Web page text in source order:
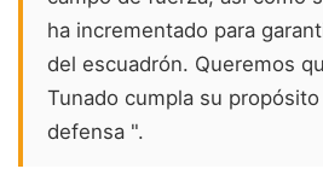
ha incrementado para
del escuadrón. Queremos
Tunado cumpla su
defensa ".